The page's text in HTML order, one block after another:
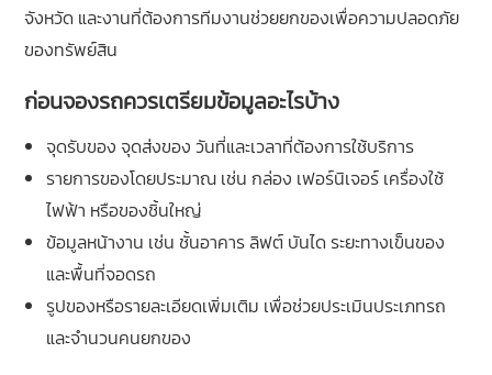
จังหวัด และงานที่ต้องการทีมงานช่วยยกของเพื่อความปลอดภัย
ของทรัพย์สิน
ก่อนจองรถควรเตรียมข้อมูลอะไรบ้าง
จุดรับของ จุดส่งของ วันที่และเวลาที่ต้องการใช้บริการ
รายการของโดยประมาณ เช่น กล่อง เฟอร์นิเจอร์ เครื่องใช้
ไฟฟ้า หรือของชิ้นใหญ่
ข้อมูลหน้างาน เช่น ชั้นอาคาร ลิฟต์ บันได ระยะทางเข็นของ
และพื้นที่จอดรถ
รูปของหรือรายละเอียดเพิ่มเติม เพื่อช่วยประเมินประเภทรถ
และจำนวนคนยกของ